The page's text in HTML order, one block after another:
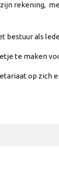
rekening,
bestuur als
te maken
op zich